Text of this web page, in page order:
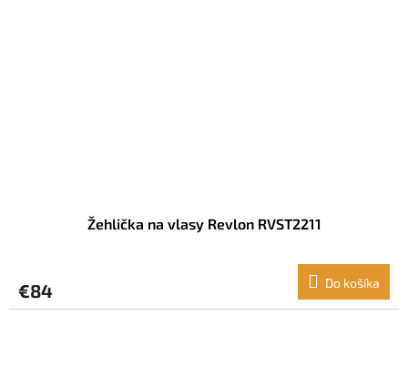
Žehlička na vlasy Revlon RVST2211
€84 Do košíka